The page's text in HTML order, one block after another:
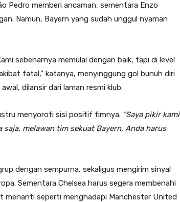
Pedro memberi ancaman, sementara Enzo
Namun, Bayern yang sudah unggul nyaman
sebenarnya memulai dengan baik, tapi di level
fatal,” katanya, menyinggung gol bunuh diri
dilansir dari laman resmi klub.
menyoroti sisi positif timnya. “Saya pikir kami
melawan tim sekuat Bayern, Anda harus
dengan sempurna, sekaligus mengirim sinyal
Sementara Chelsea harus segera membenahi
menanti seperti menghadapi Manchester United